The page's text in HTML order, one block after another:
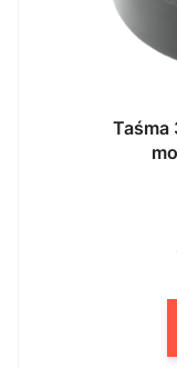
Taśma 3mm x 100mm 30 mb do